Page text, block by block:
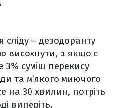
– дезодоранту
висохнути, а якщо є
суміш перекису
та м’якого миючого
на 30 хвилин, потріть
виперіть.